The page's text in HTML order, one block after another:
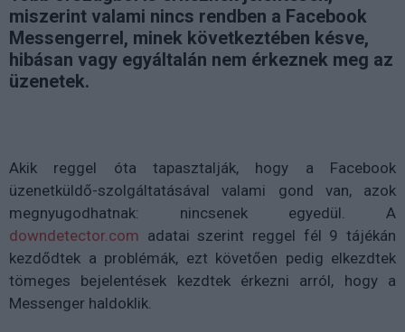
miszerint valami nincs rendben a Facebook
Messengerrel, minek következtében késve,
hibásan vagy egyáltalán nem érkeznek meg az
üzenetek.
Akik reggel óta tapasztalják, hogy a Facebook
üzenetküldő-szolgáltatásával valami gond van, azok
megnyugodhatnak: nincsenek egyedül. A
downdetector.com adatai szerint reggel fél 9 tájékán
kezdődtek a problémák, ezt követően pedig elkezdtek
tömeges bejelentések kezdtek érkezni arról, hogy a
Messenger haldoklik.